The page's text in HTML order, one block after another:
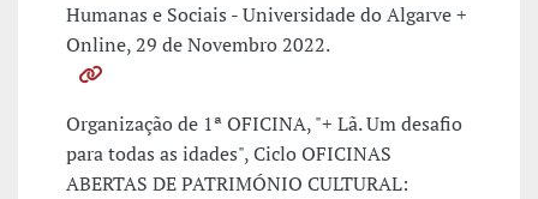
Humanas e Sociais - Universidade do Algarve +
Online, 29 de Novembro 2022.
Organização de 1ª OFICINA, "+ Lã. Um desafio
para todas as idades", Ciclo OFICINAS
ABERTAS DE PATRIMÓNIO CULTURAL: